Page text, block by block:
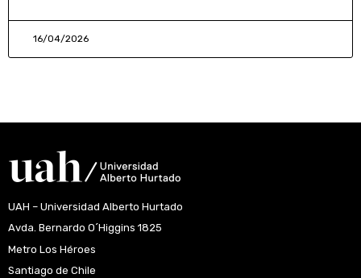
16/04/2026
UAH – Universidad Alberto Hurtado
Avda. Bernardo O´Higgins 1825
Metro Los Héroes
Santiago de Chile